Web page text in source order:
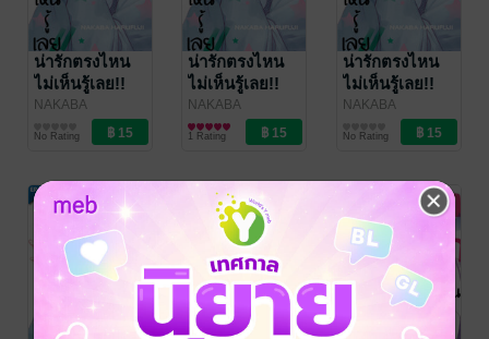
น่ารักตรงไหน
ไม่เห็นรู้เลย!!
ตอน 28 + ตอน
NAKABA
HARUFUJI
Bongkoch
การ์ตูนรายตอน
No Rating
น่ารักตรงไหน
ไม่เห็นรู้เลย!!
ตอน 27
NAKABA
HARUFUJI
Bongkoch
การ์ตูนรายตอน
1 Rating
น่ารักตรงไหน
ไม่เห็นรู้เลย!!
ตอน 26
NAKABA
HARUFUJI
Bongkoch
การ์ตูนรายตอน
No Rating